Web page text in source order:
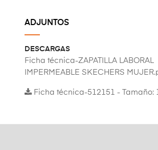
ADJUNTOS
DESCARGAS
Ficha técnica-ZAPATILLA LABORAL
IMPERMEABLE SKECHERS
Ficha técnica-512151 - Tamaño: